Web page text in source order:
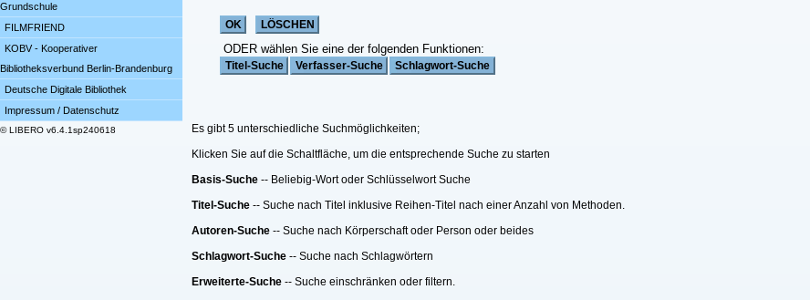
Grundschule
FILMFRIEND
KOBV - Kooperativer
Bibliotheksverbund Berlin-Brandenburg
Deutsche Digitale Bibliothek
Impressum / Datenschutz
© LIBERO v6.4.1sp240618
ODER wählen Sie eine der folgenden Funktionen:
Es gibt 5 unterschiedliche Suchmöglichkeiten;
Klicken Sie auf die Schaltfläche, um die entsprechende Suche zu starten
Basis-Suche -- Beliebig-Wort oder Schlüsselwort Suche
Titel-Suche -- Suche nach Titel inklusive Reihen-Titel nach einer Anzahl von Methoden.
Autoren-Suche -- Suche nach Körperschaft oder Person oder beides
Schlagwort-Suche -- Suche nach Schlagwörtern
Erweiterte-Suche -- Suche einschränken oder filtern.